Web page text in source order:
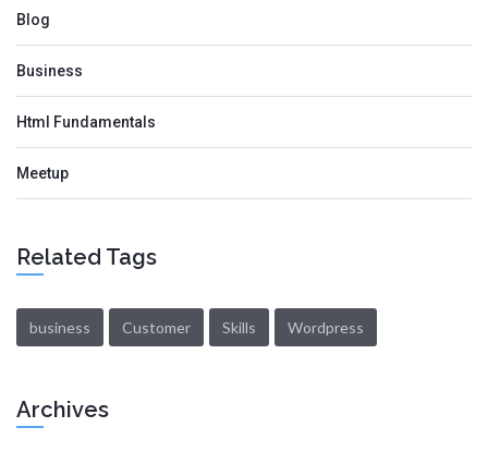
Blog
Business
Html Fundamentals
Meetup
Related Tags
business Customer Skills Wordpress
Archives